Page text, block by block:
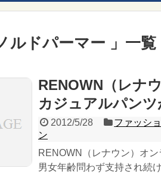
ルドパーマー 」一覧
RENOWN（レナ
カジュアルパンツ
2012/5/28 ファッシ
ン
RENOWN（レナウン）オ
男女年齢問わず支持され続